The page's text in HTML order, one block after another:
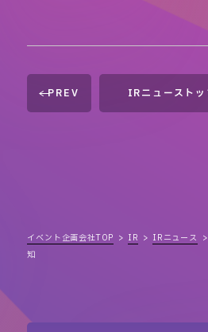
PREV IRニューストッ
イベント企画会社TOP IR IRニュース
知